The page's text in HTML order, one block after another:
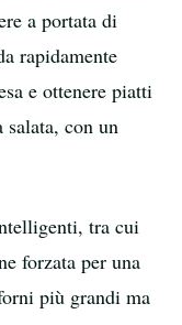
a portata di
rapidamente
e ottenere piatti
con un
tra cui
forzata per una
più grandi ma